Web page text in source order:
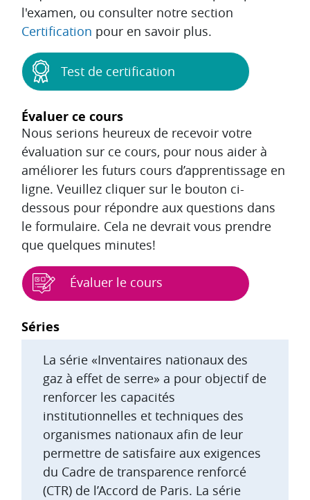
l'examen, ou consulter notre section
Certification pour en savoir plus.
Test de certification
Évaluer ce cours
Nous serions heureux de recevoir votre
évaluation sur ce cours, pour nous aider à
améliorer les futurs cours d’apprentissage en
ligne. Veuillez cliquer sur le bouton ci-
dessous pour répondre aux questions dans
le formulaire. Cela ne devrait vous prendre
que quelques minutes!
Évaluer le cours
Blocs
Séries
La série «Inventaires nationaux des
gaz à effet de serre» a pour objectif de
renforcer les capacités
institutionnelles et techniques des
organismes nationaux afin de leur
permettre de satisfaire aux exigences
du Cadre de transparence renforcé
(CTR) de l’Accord de Paris. La série